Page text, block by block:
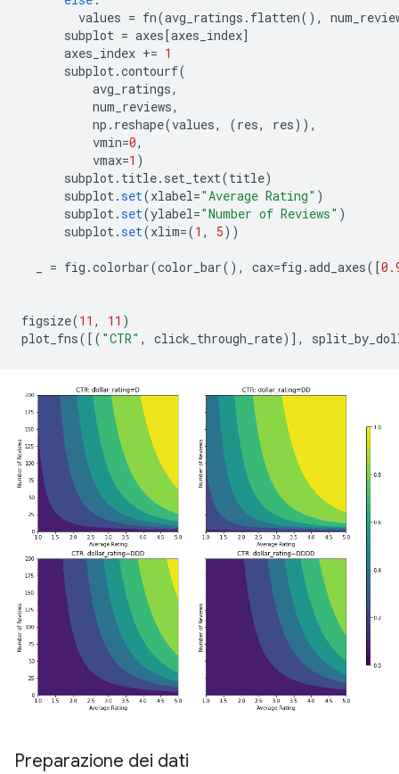
values = fn(avg_ratings . flatten(),
subplot = axes[axes_index]
axes_index += 1
subplot.contourf(
avg_ratings,
num_reviews,
np . reshape(values, (res, res)),
vmin=0,
vmax=1 )
subplot. title. set_text(title)
subplot.set(xlabel="Average Rating" )
subplot.set(ylabel="Number of Reviews" )
subplot.set(xlim=(1 , 5))
= fig .colorbar(color_bar(), cax=fig .add_axes([
figsize(11 , 11 )
plot_fns([( "CTR" , click_through_rate)],
Preparazione dei dati